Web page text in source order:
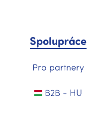
Spolupráce
Pro partnery
B2B - HU